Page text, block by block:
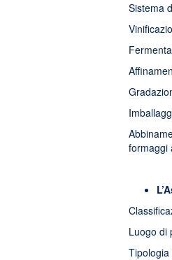
Sistema
formaggi
Luogo di